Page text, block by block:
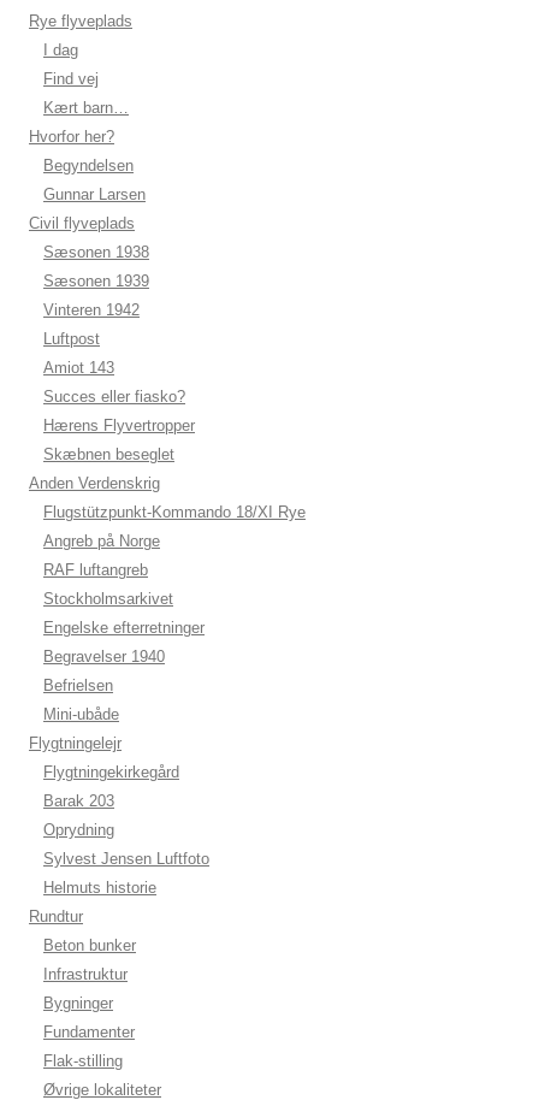
Rye flyveplads
I dag
Find vej
Kært barn…
Hvorfor her?
Begyndelsen
Gunnar Larsen
Civil flyveplads
Sæsonen 1938
Sæsonen 1939
Vinteren 1942
Luftpost
Amiot 143
Succes eller fiasko?
Hærens Flyvertropper
Skæbnen beseglet
Anden Verdenskrig
Flugstützpunkt-Kommando 18/XI Rye
Angreb på Norge
RAF luftangreb
Stockholmsarkivet
Engelske efterretninger
Begravelser 1940
Befrielsen
Mini-ubåde
Flygtningelejr
Flygtningekirkegård
Barak 203
Oprydning
Sylvest Jensen Luftfoto
Helmuts historie
Rundtur
Beton bunker
Infrastruktur
Bygninger
Fundamenter
Flak-stilling
Øvrige lokaliteter